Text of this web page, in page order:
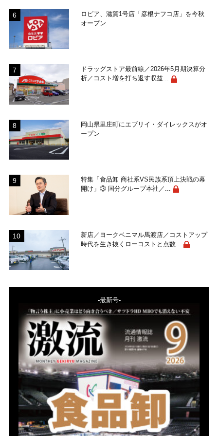
ロピア、滋賀1号店「彦根ナフコ店」を今秋
オープン
ドラッグストア最前線／2026年5月期決算分
析／コスト増を打ち返す収益...
岡山県里庄町にエブリイ・ダイレックスがオ
ープン
特集「食品卸 商社系VS民族系頂上決戦の幕
開け」③ 国分グループ本社／...
新店／ヨークベニマル馬渡店／コストアップ
時代を生き抜くローコストと点数...
-最新号-